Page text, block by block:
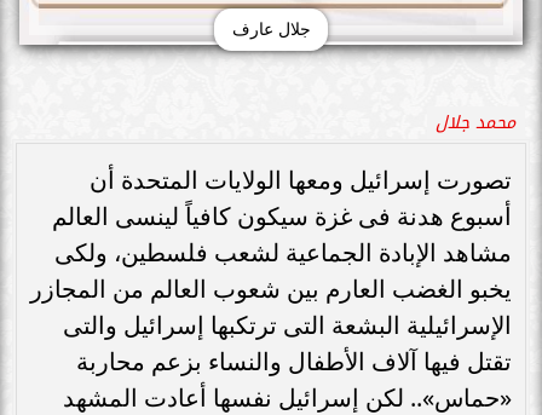
جلال عارف
محمد جلال
تصورت إسرائيل ومعها الولايات المتحدة أن
أسبوع هدنة فى غزة سيكون كافياً لينسى العالم
مشاهد الإبادة الجماعية لشعب فلسطين، ولكى
يخبو الغضب العارم بين شعوب العالم من المجازر
الإسرائيلية البشعة التى ترتكبها إسرائيل والتى
تقتل فيها آلاف الأطفال والنساء بزعم محاربة
«حماس».. لكن إسرائيل نفسها أعادت المشهد